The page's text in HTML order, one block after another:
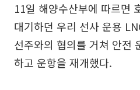
11일 해양수산부에 따르면
대기하던 우리 선사 운용
선주와의 협의를 거쳐 안전
하고 운항을 재개했다.